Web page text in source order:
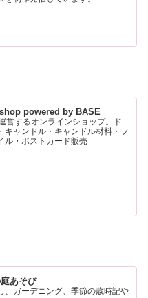
powered by BASE
営するオンラインショップ。ド
キャンドル・キャンドル材料・フ
ル・ポストカード販売
あそび
、ガーデニング、季節の歳時記や